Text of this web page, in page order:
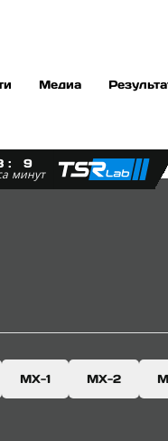
: 9
минут
Медиа
МХ-1 МХ-2